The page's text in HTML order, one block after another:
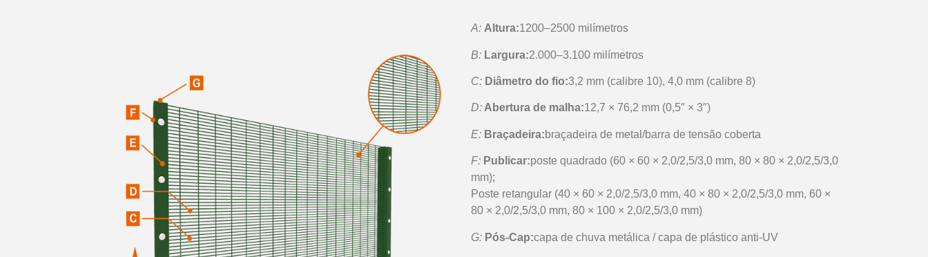
A: Altura:1200–2500 milímetros
B: Largura:2.000–3.100 milímetros
C: Diâmetro do fio:3,2 mm (calibre 10), 4,0 mm (calibre 8)
D: Abertura de malha:12,7 × 76,2 mm (0,5″ × 3″)
E: Braçadeira:braçadeira de metal/barra de tensão coberta
F: Publicar:poste quadrado (60 × 60 × 2,0/2,5/3,0 mm, 80 × 80 × 2,0/2,5/3,0
mm);
Poste retangular (40 × 60 × 2,0/2,5/3,0 mm, 40 × 80 × 2,0/2,5/3,0 mm, 60 ×
80 × 2,0/2,5/3,0 mm, 80 × 100 × 2,0/2,5/3,0 mm)
G: Pós-Cap:capa de chuva metálica / capa de plástico anti-UV